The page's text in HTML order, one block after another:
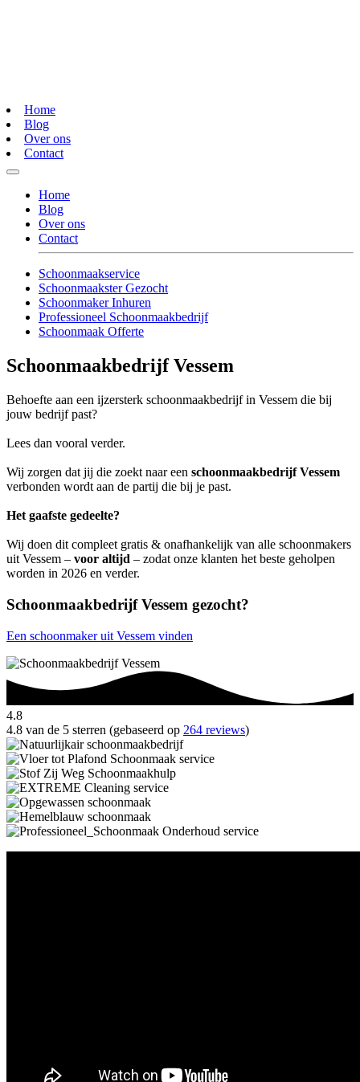
Home
Blog
Over ons
Contact
Home
Blog
Over ons
Contact
Schoonmaakservice
Schoonmaakster Gezocht
Schoonmaker Inhuren
Professioneel Schoonmaakbedrijf
Schoonmaak Offerte
Schoonmaakbedrijf Vessem
Behoefte aan een ijzersterk schoonmaakbedrijf in Vessem die bij
jouw bedrijf past?
Lees dan vooral verder.
Wij zorgen dat jij die zoekt naar een schoonmaakbedrijf Vessem
verbonden wordt aan de partij die bij je past.
Het gaafste gedeelte?
Wij doen dit compleet gratis & onafhankelijk van alle schoonmakers
uit Vessem – voor altijd – zodat onze klanten het beste geholpen
worden in 2026 en verder.
Schoonmaakbedrijf Vessem gezocht?
Een schoonmaker uit Vessem vinden
4.8
4.8 van de 5 sterren (gebaseerd op 264 reviews)